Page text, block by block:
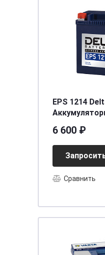
EPS 1214
6 600 ₽
Сравнить